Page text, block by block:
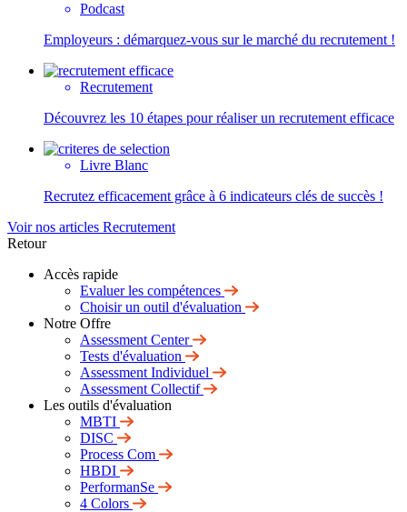
Podcast
Employeurs : démarquez-vous sur le marché du recrutement !
Recrutement
Découvrez les 10 étapes pour réaliser un recrutement efficace
Livre Blanc
Recrutez efficacement grâce à 6 indicateurs clés de succès !
Voir nos articles Recrutement
Retour
Accès rapide
Evaluer les compétences
Choisir un outil d'évaluation
Notre Offre
Assessment Center
Tests d'évaluation
Assessment Individuel
Assessment Collectif
Les outils d'évaluation
MBTI
DISC
Process Com
HBDI
PerformanSe
4 Colors